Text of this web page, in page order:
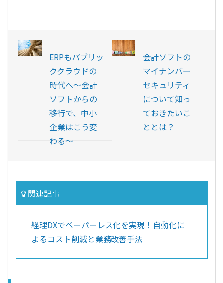
ERPもパブリッ
ククラウドの
時代へ〜会計
ソフトからの
移行で、中小
企業はこう変
わる〜
会計ソフトの
マイナンバー
セキュリティ
について知っ
ておきたいこ
ととは？
関連記事
経理DXでペーパーレス化を実現！自動化に
よるコスト削減と業務改善手法